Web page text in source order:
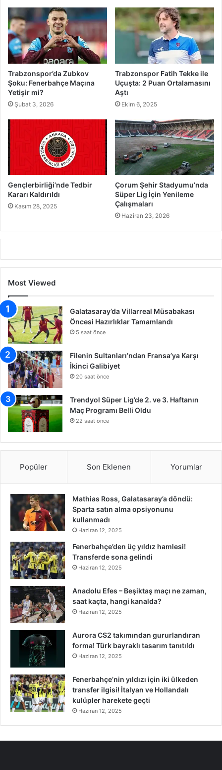
Trabzonspor’da Zubkov
Şoku: Fenerbahçe Maçına
Yetişir mi?
Şubat 3, 2026
Trabzonspor Fatih Tekke ile
Uçuşta: 2 Puan Ortalamasını
Aştı
Ekim 6, 2025
Gençlerbirliği’nde Tedbir
Kararı Kaldırıldı
Kasım 28, 2025
Çorum Şehir Stadyumu’nda
Süper Lig İçin Yenileme
Çalışmaları
Haziran 23, 2026
Most Viewed
Galatasaray’da Villarreal Müsabakası
Öncesi Hazırlıklar Tamamlandı
5 saat önce
Filenin Sultanları’ndan Fransa’ya Karşı
İkinci Galibiyet
20 saat önce
Trendyol Süper Lig’de 2. ve 3. Haftanın
Maç Programı Belli Oldu
22 saat önce
Popüler Son Eklenen Yorumlar
Mathias Ross, Galatasaray’a döndü:
Sparta satın alma opsiyonunu
kullanmadı
Haziran 12, 2025
Fenerbahçe’den üç yıldız hamlesi!
Transferde sona gelindi
Haziran 12, 2025
Anadolu Efes – Beşiktaş maçı ne zaman,
saat kaçta, hangi kanalda?
Haziran 12, 2025
Aurora CS2 takımından gururlandıran
forma! Türk bayraklı tasarım tanıtıldı
Haziran 12, 2025
Fenerbahçe’nin yıldızı için iki ülkeden
transfer ilgisi! İtalyan ve Hollandalı
kulüpler harekete geçti
Haziran 12, 2025